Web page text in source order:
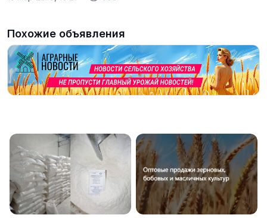
Похожие объявления